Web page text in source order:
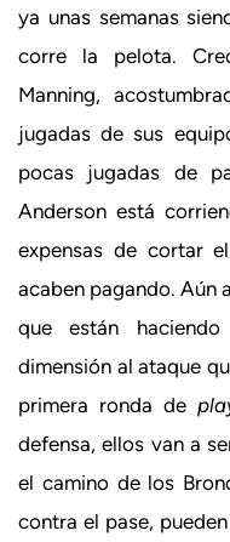
ya unas semanas
corre la pelota.
Manning,
jugadas de sus
pocas jugadas de
Anderson está
expensas de cortar
acaben pagando. Aún
que están
dimensión al ataque
primera ronda de
defensa, ellos van a
el camino de los
contra el pase,